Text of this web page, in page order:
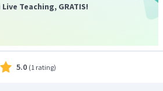
Teaching, GRATIS!
5.0 (1 rating)